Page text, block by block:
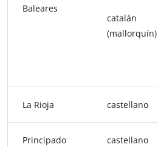
Baleares
catalán
(mallorquín)
La Rioja castellano
Principado
castellano